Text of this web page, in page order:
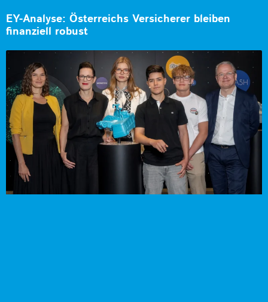
EY-Analyse: Österreichs Versicherer bleiben
finanziell robust